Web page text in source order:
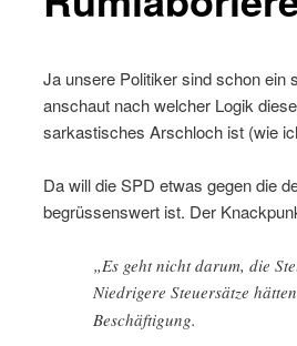
Ja unsere Politiker sind schon ein
anschaut nach welcher Logik
sarkastisches Arschloch ist (wie
Da will die SPD etwas gegen die
begrüssenswert ist. Der
„Es geht nicht darum, die
Niedrigere Steuersätze
Beschäftigung.